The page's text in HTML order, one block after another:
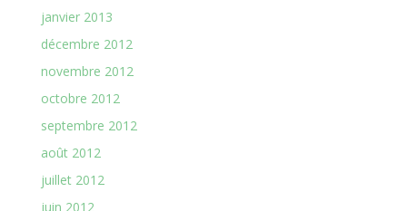
janvier 2013
décembre 2012
novembre 2012
octobre 2012
septembre 2012
août 2012
juillet 2012
juin 2012